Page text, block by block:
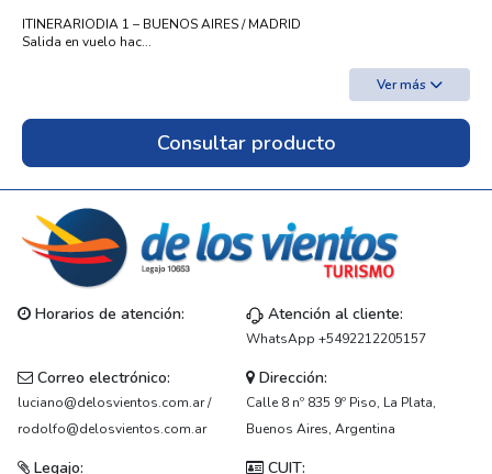
ITINERARIODIA 1 – BUENOS AIRES / MADRID
Salida en vuelo hac...
Ver más
Consultar producto
Horarios de atención: Atención al cliente:
WhatsApp +5492212205157
Correo electrónico:
luciano@delosvientos.com.ar /
rodolfo@delosvientos.com.ar
Dirección:
Calle 8 nº 835 9º Piso, La Plata,
Buenos Aires, Argentina
Legajo: CUIT: